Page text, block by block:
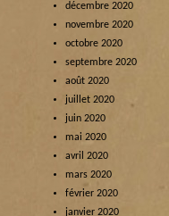
décembre 2020
novembre 2020
octobre 2020
septembre 2020
août 2020
juillet 2020
juin 2020
mai 2020
avril 2020
mars 2020
février 2020
janvier 2020